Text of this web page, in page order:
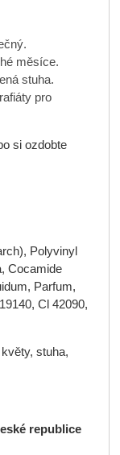
měsíce.
stuha.
pro
si ozdobte
Polyvinyl
Cocamide
Parfum,
Cl 42090,
stuha,
republice